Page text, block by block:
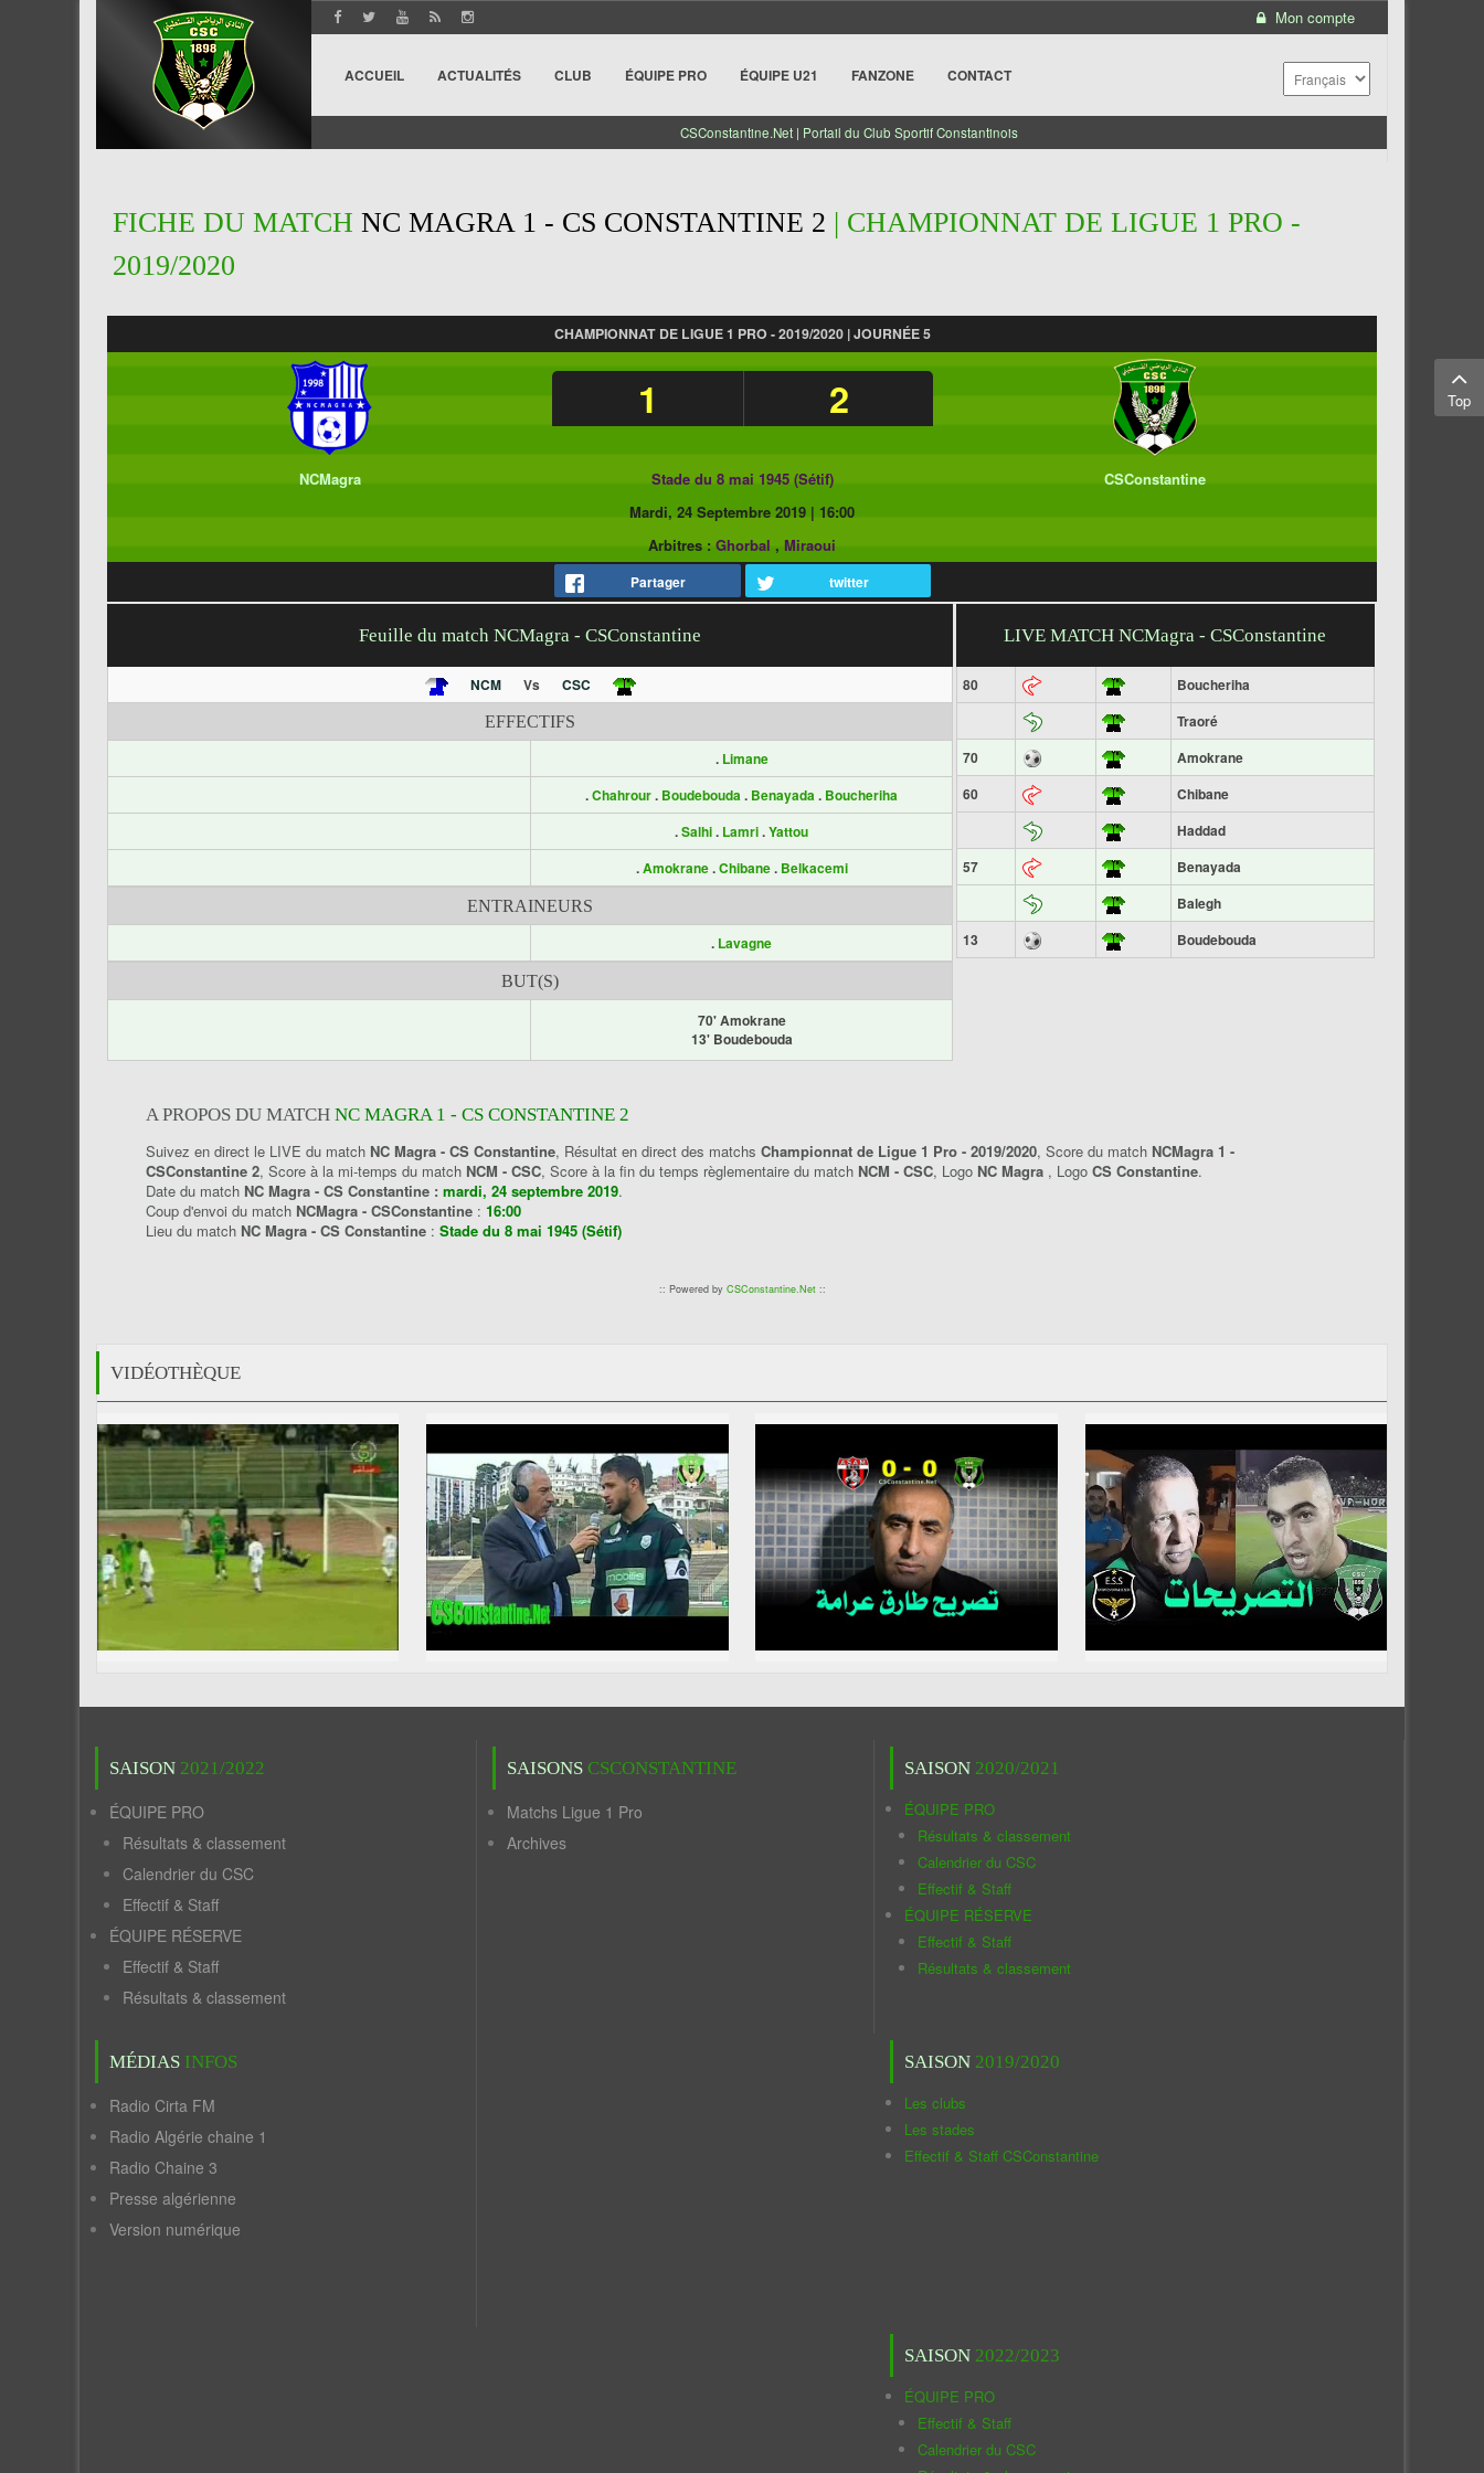
Mon compte
ACCUEIL ACTUALITÉS CLUB ÉQUIPE PRO ÉQUIPE U21 FANZONE CONTACT
CSConstantine.Net | Portail du Club Sportif Constantinois
FICHE DU MATCH NC MAGRA 1 - CS CONSTANTINE 2 | CHAMPIONNAT DE LIGUE 1 PRO -
2019/2020
CHAMPIONNAT DE LIGUE 1 PRO - 2019/2020 | JOURNÉE 5
1 2
NCMagra Stade du 8 mai 1945 (Sétif)
CSConstantine
Mardi, 24 Septembre 2019 | 16:00
Arbitres : Ghorbal , Miraoui
Partager twitter
Feuille du match NCMagra - CSConstantine
NCM Vs CSC
EFFECTIFS
. Limane
.Chahrour. Boudebouda. Benayada. Boucheriha
.Salhi. Lamri.Yattou
.Amokrane.Chibane. Belkacemi
ENTRAINEURS
. Lavagne
BUT(S)
70' Amokrane
13' Boudebouda
LIVE MATCH NCMagra - CSConstantine
80
Boucheriha
Traoré
70
Amokrane
60
Chibane
Haddad
57
Benayada
Balegh
13
Boudebouda
A PROPOS DU MATCH NC MAGRA 1 - CS CONSTANTINE 2
Suivez en direct le LIVE du match NC Magra - CS Constantine, Résultat en direct des matchs Championnat de Ligue 1 Pro - 2019/2020, Score du match NCMagra 1 -
CSConstantine 2, Score à la mi-temps du match NCM - CSC, Score à la fin du temps règlementaire du match NCM - CSC, Logo NC Magra , Logo CS Constantine.
Date du match NC Magra - CS Constantine : mardi, 24 septembre 2019.
Coup d'envoi du match NCMagra - CSConstantine : 16:00
Lieu du match NC Magra - CS Constantine : Stade du 8 mai 1945 (Sétif)
:: Powered by CSConstantine.Net::
VIDÉOTHÈQUE
SAISON 2021/2022
ÉQUIPE PRO
Résultats & classement
Calendrier du CSC
Effectif & Staff
ÉQUIPE RÉSERVE
Effectif & Staff
Résultats & classement
MÉDIAS INFOS
Radio Cirta FM
Radio Algérie chaine 1
Radio Chaine 3
Presse algérienne
Version numérique
SAISONS CSCONSTANTINE
Matchs Ligue 1 Pro
Archives
SAISON 2020/2021
ÉQUIPE PRO
Résultats & classement
Calendrier du CSC
Effectif & Staff
ÉQUIPE RÉSERVE
Effectif & Staff
Résultats & classement
SAISON 2019/2020
Les clubs
Les stades
Effectif & Staff CSConstantine
SAISON 2022/2023
ÉQUIPE PRO
Effectif & Staff
Calendrier du CSC
Top